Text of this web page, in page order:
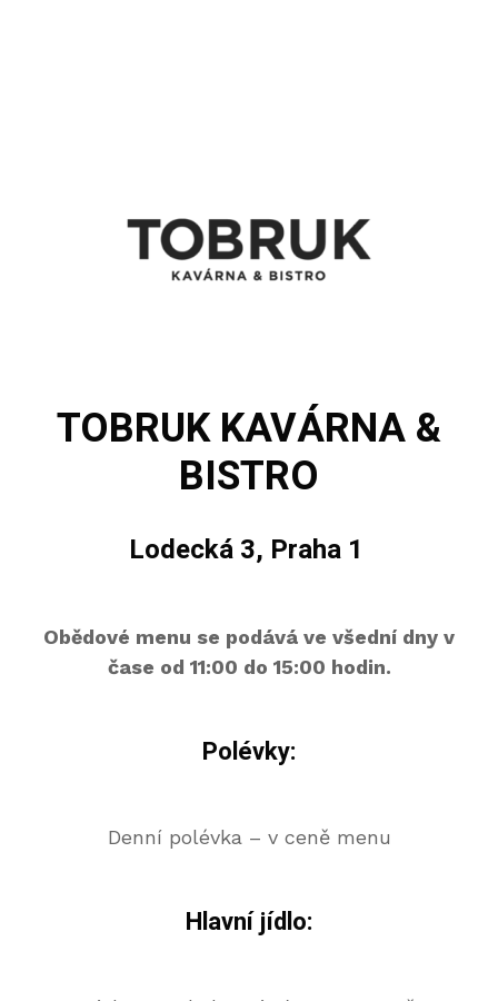
TOBRUK KAVÁRNA &
BISTRO
Lodecká 3, Praha 1
Obědové menu se podává ve všední dny v
čase od 11:00 do 15:00 hodin.
Polévky:
Denní polévka – v ceně menu
Hlavní jídlo: